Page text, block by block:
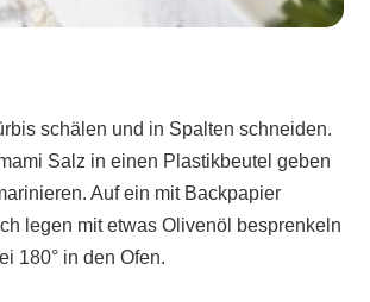
schälen und in Spalten schneiden.
Salz in einen Plastikbeutel geben
Auf ein mit Backpapier
legen mit etwas Olivenöl besprenkeln
180° in den Ofen.